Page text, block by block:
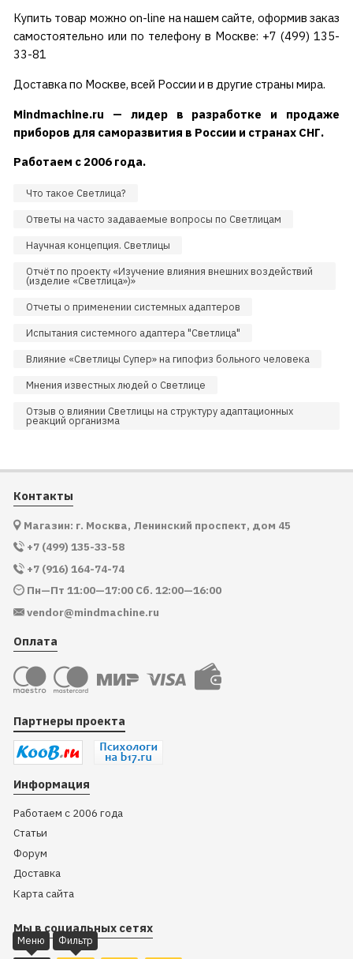
Купить товар можно on-line на нашем сайте, оформив заказ
самостоятельно или по телефону в Москве: +7 (499) 135-
33-81
Доставка по Москве, всей России и в другие страны мира.
Mindmachine.ru — лидер в разработке и продаже
приборов для саморазвития в России и странах СНГ.
Работаем с 2006 года.
Что такое Светлица?
Ответы на часто задаваемые вопросы по Светлицам
Научная концепция. Светлицы
Отчёт по проекту «Изучение влияния внешних воздействий
(изделие «Светлица»)»
Отчеты о применении системных адаптеров
Испытания системного адаптера "Светлица"
Влияние «Светлицы Супер» на гипофиз больного человека
Мнения известных людей о Светлице
Отзыв о влиянии Светлицы на структуру адаптационных
реакций организма
Контакты
Магазин: г. Москва, Ленинский проспект, дом 45
+7 (499) 135-33-58
+7 (916) 164-74-74
Пн—Пт 11:00—17:00 Сб. 12:00—16:00
vendor@mindmachine.ru
Оплата
Партнеры проекта
Информация
Работаем с 2006 года
Статьи
Форум
Доставка
Карта сайта
Мы в социальных сетях
Меню Фильтр